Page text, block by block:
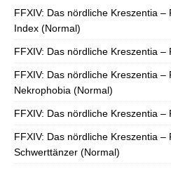
FFXIV: Das nördliche Kreszentia
Index (Normal)
FFXIV: Das nördliche Kreszentia
FFXIV: Das nördliche Kreszentia
Nekrophobia (Normal)
FFXIV: Das nördliche Kreszentia
FFXIV: Das nördliche Kreszentia
Schwerttänzer (Normal)